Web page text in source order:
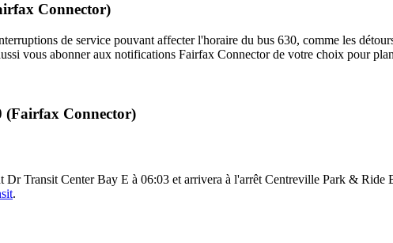
Connector)
de service pouvant affecter l'horaire du bus 630, comme les
vous abonner aux notifications Fairfax Connector de votre choix pour
(Fairfax Connector)
Transit Center Bay E à 06:03 et arrivera à l'arrêt Centreville Park &
.